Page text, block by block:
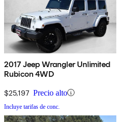
2017 Jeep Wrangler Unlimited
Rubicon 4WD
$25,197 Precio alto
Incluye tarifas de conc.